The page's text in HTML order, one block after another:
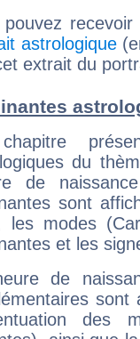
pouvez
astrologique
extrait du
du
de
sont
les modes
et les
de
sont
des